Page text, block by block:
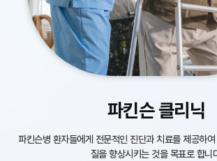
파킨슨 클리닉
파킨슨병 환자들에게 전문적인 진단과 치료를 제공하
질을 향상시키는 것을 목표로 합니